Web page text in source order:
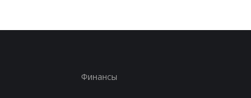
Финансы